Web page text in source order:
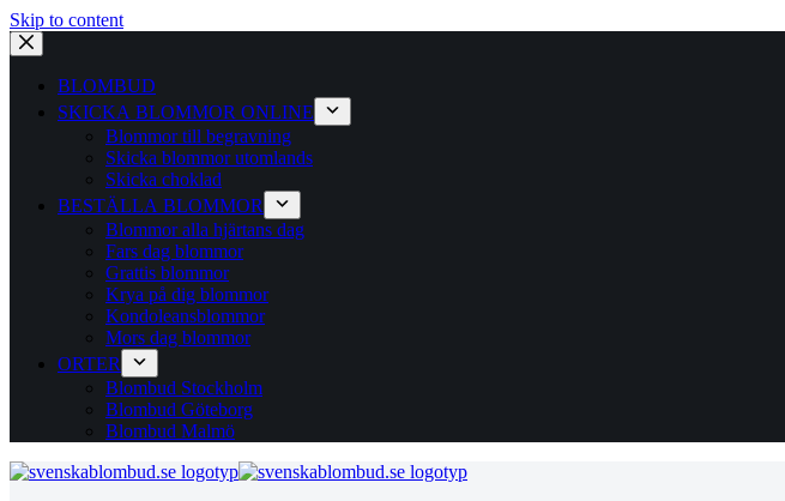
Skip to content
BLOMBUD
SKICKA BLOMMOR ONLINE
Blommor till begravning
Skicka blommor utomlands
Skicka choklad
BESTÄLLA BLOMMOR
Blommor alla hjärtans dag
Fars dag blommor
Grattis blommor
Krya på dig blommor
Kondoleansblommor
Mors dag blommor
ORTER
Blombud Stockholm
Blombud Göteborg
Blombud Malmö